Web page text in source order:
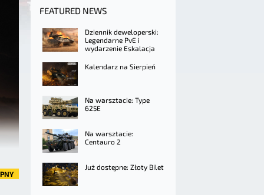
FEATURED NEWS
Dziennik deweloperski:
Legendarne PvE i
wydarzenie Eskalacja
Kalendarz na Sierpień
Na warsztacie: Type
625E
Na warsztacie:
Centauro 2
Już dostępne: Złoty Bilet